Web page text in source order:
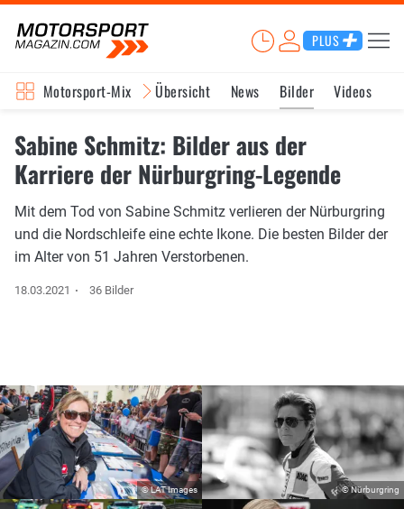
PLUS
Motorsport-Mix Übersicht News Bilder Videos
Sabine Schmitz: Bilder aus der
Karriere der Nürburgring-Legende
Mit dem Tod von Sabine Schmitz verlieren der Nürburgring
und die Nordschleife eine echte Ikone. Die besten Bilder der
im Alter von 51 Jahren Verstorbenen.
18.03.2021 36 Bilder